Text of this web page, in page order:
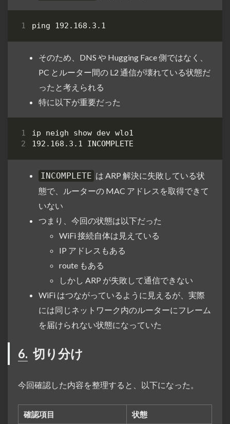
そのため、DNS や Hugging Face 側ではなく、
PC とルーター間の L2 通信が壊れている状態だ
ったと考えられる
特に以下が重要だった
INCOMPLETE は ARP 解決に失敗している状
態で、ルーターの MAC アドレスを取得できて
いない
つまり、今回の状態は以下だった
WiFi 接続自体は見えている
IP アドレスもある
route もある
しかし ARP が失敗して通信できない
WiFi はつながっているように見えるが、実際
には同じネットワーク内のルーターにフレーム
を届けられない状態になっていた
6. 切り分け
今回確認した内容を整理すると、以下になった。
確認項目 状態